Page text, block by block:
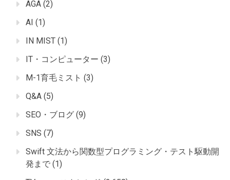
AGA (2)
AI (1)
IN MIST (1)
IT・コンピューター (3)
M-1育毛ミスト (3)
Q&A (5)
SEO・ブログ (9)
SNS (7)
Swift 文法から関数型プログラミング・テスト駆動開
発まで (1)